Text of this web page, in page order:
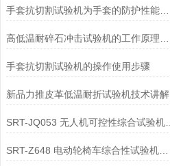
手套抗切割试验机为手套的防护性能提供了客观数据
手套抗切割试验机的操作使用步骤
新品力推皮革低温耐折试验机技术讲解
SRT-JQ053 无人机可控性综合试验机的应用领域介绍
SRT-Z648 电动轮椅车综合性试验机可以用在哪些方面